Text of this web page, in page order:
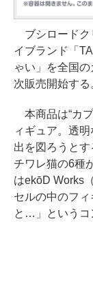
ブシロードク
イブランド「
ゃい」を全国
次販売開始する
本商品は“カ
ィギュア。透
出を図ろうと
チワレ猫の6種
はekōD Works
セルの中のフ
と…」というコ